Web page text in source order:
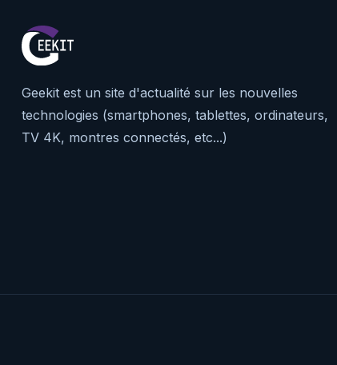
Geekit est un site d'actualité sur les nouvelles
technologies (smartphones, tablettes, ordinateurs,
TV 4K, montres connectés, etc...)